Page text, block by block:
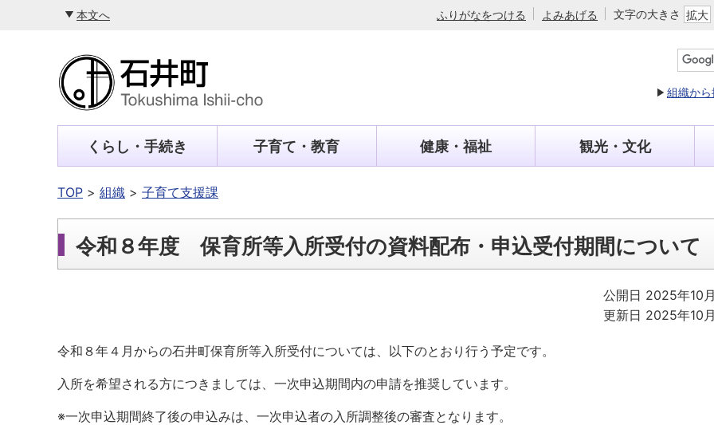
本文へ ふりがなをつける よみあげる 文字の大きさ 拡大
組織から
くらし・手続き 子育て・教育 健康・福祉 観光・文化
TOP 組織 子育て支援課
令和８年度 保育所等入所受付の資料配布・申込受付期間について
公開日 2025年10
更新日 2025年10
令和８年４月からの石井町保育所等入所受付については、以下のとおり行う予定です。
入所を希望される方につきましては、一次申込期間内の申請を推奨しています。
※一次申込期間終了後の申込みは、一次申込者の入所調整後の審査となります。